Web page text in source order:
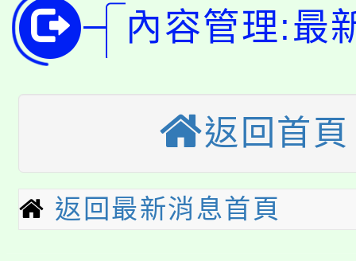
開!
115年桃園市運動會8/
田徑場及游泳池舉行。
桃園市低收入戶享有免
視費優惠，中低收入戶
半價優惠，詳情可洽有
者。
大園自造教育及科技中
份教師增能研習
大溪自造教育及科技
份教師研習
淨零綠生活教案入校路
會
115年食農教育專業人
內容管理:最
返回首頁
返回最新消息首頁